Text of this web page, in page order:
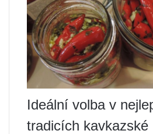
Ideální volba v
tradicích kavkazské